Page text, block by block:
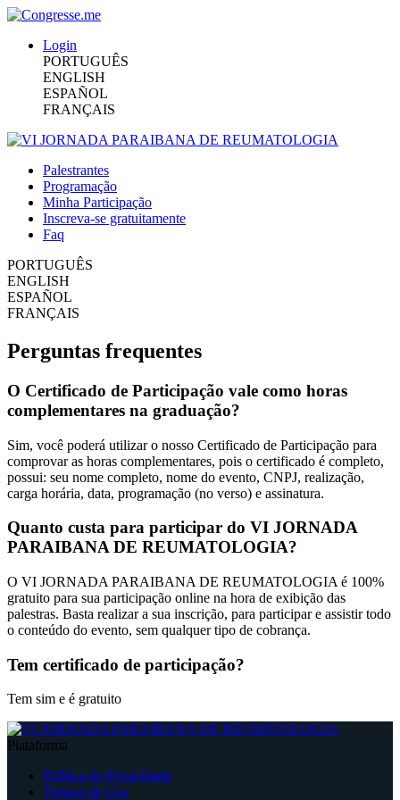
Login
PORTUGUÊS
ENGLISH
ESPAÑOL
FRANÇAIS
Palestrantes
Programação
Minha Participação
Inscreva-se gratuitamente
Faq
PORTUGUÊS
ENGLISH
ESPAÑOL
FRANÇAIS
Perguntas frequentes
O Certificado de Participação vale como horas
complementares na graduação?
Sim, você poderá utilizar o nosso Certificado de Participação para
comprovar as horas complementares, pois o certificado é completo,
possui: seu nome completo, nome do evento, CNPJ, realização,
carga horária, data, programação (no verso) e assinatura.
Quanto custa para participar do VI JORNADA
PARAIBANA DE REUMATOLOGIA?
O VI JORNADA PARAIBANA DE REUMATOLOGIA é 100%
gratuito para sua participação online na hora de exibição das
palestras. Basta realizar a sua inscrição, para participar e assistir todo
o conteúdo do evento, sem qualquer tipo de cobrança.
Tem certificado de participação?
Tem sim e é gratuito
Plataforma
Política de Privacidade
Termos de Uso